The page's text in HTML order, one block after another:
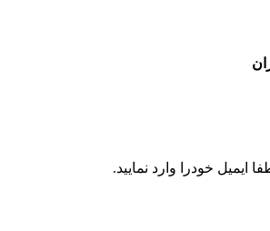
خودرا وارد نمایید.